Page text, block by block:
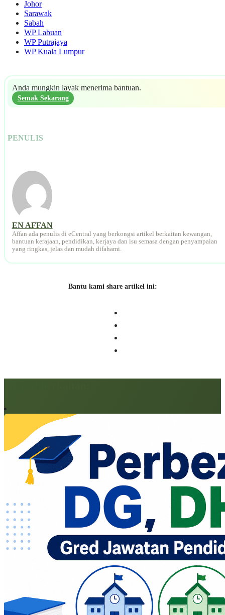
Johor
Sarawak
Sabah
WP Labuan
WP Putrajaya
WP Kuala Lumpur
Anda mungkin layak menerima bantuan.
Semak Sekarang
PENULIS
EN AFFAN
Affan ada penulis di eCentral yang berkongsi artikel berkaitan kewangan,
bantuan kerajaan, pendidikan, kerjaya dan isu semasa dengan penyampaian
yang ringkas, jelas dan mudah difahami.
Bantu kami share artikel ini: